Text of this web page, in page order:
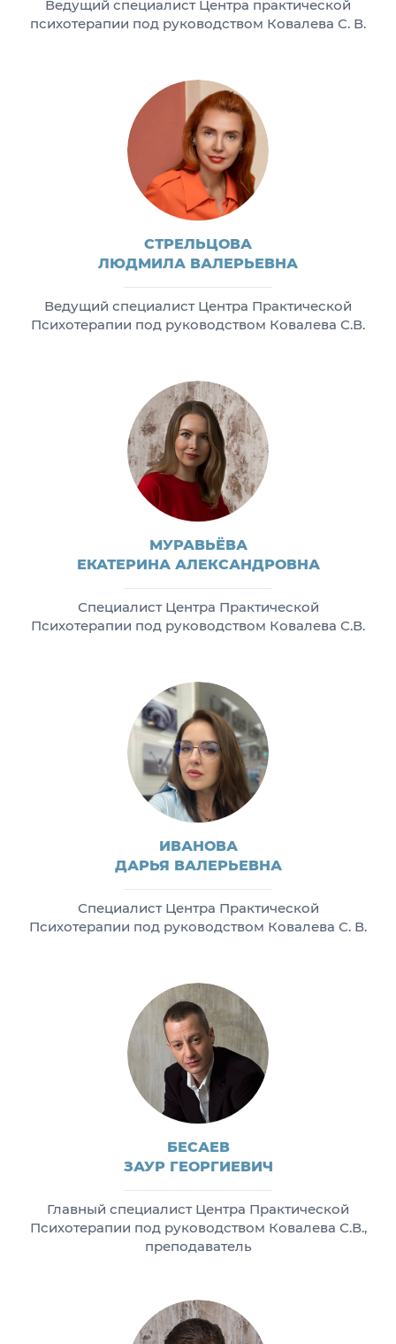
Ведущий специалист Центра практической
психотерапии под руководством Ковалева С. В.
СТРЕЛЬЦОВА
ЛЮДМИЛА ВАЛЕРЬЕВНА
Ведущий специалист Центра Практической
Психотерапии под руководством Ковалева С.В.
МУРАВЬЁВА
ЕКАТЕРИНА АЛЕКСАНДРОВНА
Специалист Центра Практической
Психотерапии под руководством Ковалева С.В.
ИВАНОВА
ДАРЬЯ ВАЛЕРЬЕВНА
Специалист Центра Практической
Психотерапии под руководством Ковалева С. В.
БЕСАЕВ
ЗАУР ГЕОРГИЕВИЧ
Главный специалист Центра Практической
Психотерапии под руководством Ковалева С.В.,
преподаватель